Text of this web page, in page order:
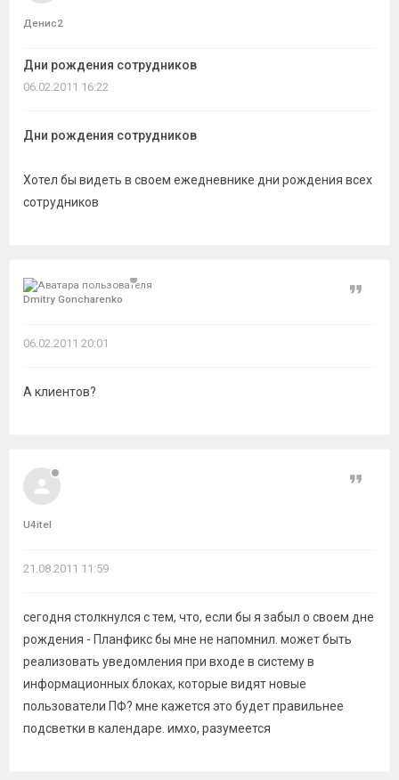
Денис2
Дни рождения сотрудников
06.02.2011 16:22
Дни рождения сотрудников
Хотел бы видеть в своем ежедневнике дни рождения всех
сотрудников
Dmitry Goncharenko
Цитата
06.02.2011 20:01
А клиентов?
U4itel
Цитата
21.08.2011 11:59
сегодня столкнулся с тем, что, если бы я забыл о своем дне
рождения - Планфикс бы мне не напомнил. может быть
реализовать уведомления при входе в систему в
информационных блоках, которые видят новые
пользователи ПФ? мне кажется это будет правильнее
подсветки в календаре. имхо, разумеется